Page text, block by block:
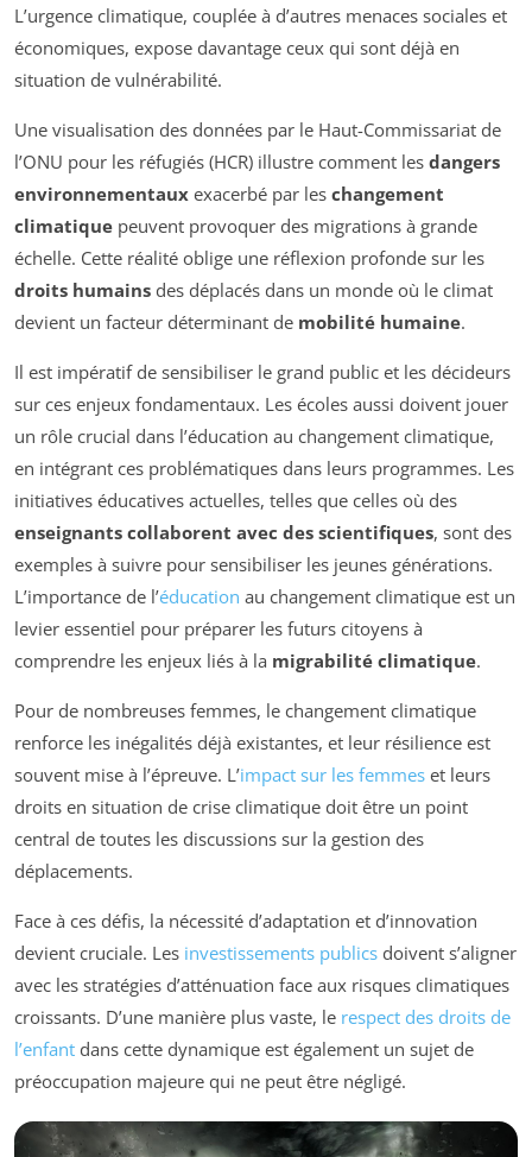
L’urgence climatique, couplée à d’autres menaces sociales et
économiques, expose davantage ceux qui sont déjà en
situation de vulnérabilité.
Une visualisation des données par le Haut-Commissariat de
l’ONU pour les réfugiés (HCR) illustre comment les dangers
environnementaux exacerbé par les changement
climatique peuvent provoquer des migrations à grande
échelle. Cette réalité oblige une réflexion profonde sur les
droits humains des déplacés dans un monde où le climat
devient un facteur déterminant de mobilité humaine.
Il est impératif de sensibiliser le grand public et les décideurs
sur ces enjeux fondamentaux. Les écoles aussi doivent jouer
un rôle crucial dans l’éducation au changement climatique,
en intégrant ces problématiques dans leurs programmes. Les
initiatives éducatives actuelles, telles que celles où des
enseignants collaborent avec des scientifiques, sont des
exemples à suivre pour sensibiliser les jeunes générations.
L’importance de l’éducation au changement climatique est un
levier essentiel pour préparer les futurs citoyens à
comprendre les enjeux liés à la migrabilité climatique.
Pour de nombreuses femmes, le changement climatique
renforce les inégalités déjà existantes, et leur résilience est
souvent mise à l’épreuve. L’impact sur les femmes et leurs
droits en situation de crise climatique doit être un point
central de toutes les discussions sur la gestion des
déplacements.
Face à ces défis, la nécessité d’adaptation et d’innovation
devient cruciale. Les investissements publics doivent s’aligner
avec les stratégies d’atténuation face aux risques climatiques
croissants. D’une manière plus vaste, le respect des droits de
l’enfant dans cette dynamique est également un sujet de
préoccupation majeure qui ne peut être négligé.